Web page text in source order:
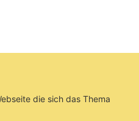
die sich das Thema